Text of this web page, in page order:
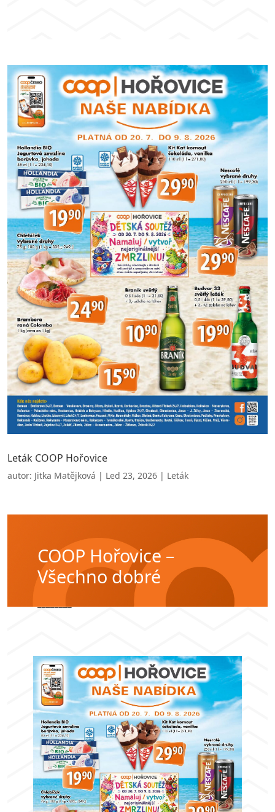
Leták COOP Hořovice
autor: Jitka Matějková | Led 23, 2026 | Leták
COOP Hořovice –
Všechno dobré